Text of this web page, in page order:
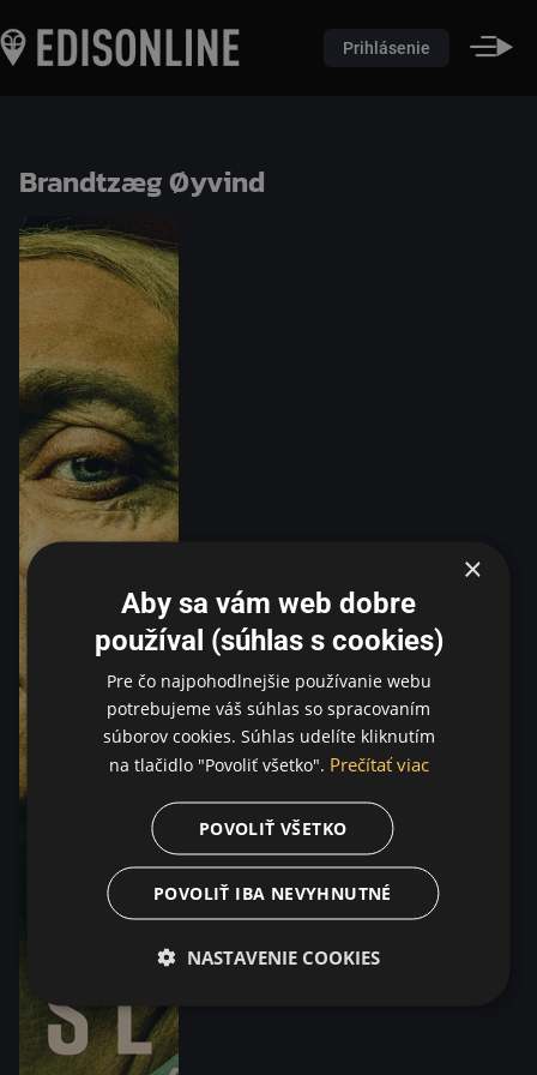
Prihlásenie
Brandtzæg Øyvind
×
Aby sa vám web dobre
používal (súhlas s cookies)
Pre čo najpohodlnejšie používanie webu
potrebujeme váš súhlas so spracovaním
súborov cookies. Súhlas udelíte kliknutím
na tlačidlo "Povoliť všetko". Prečítať viac
POVOLIŤ VŠETKO
POVOLIŤ IBA NEVYHNUTNÉ
NASTAVENIE COOKIES